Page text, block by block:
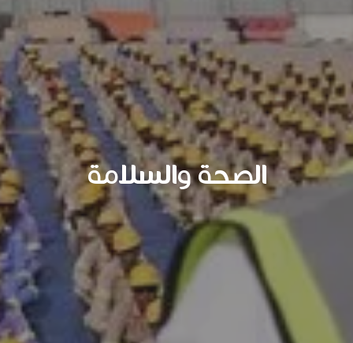
الصحة والسلامة